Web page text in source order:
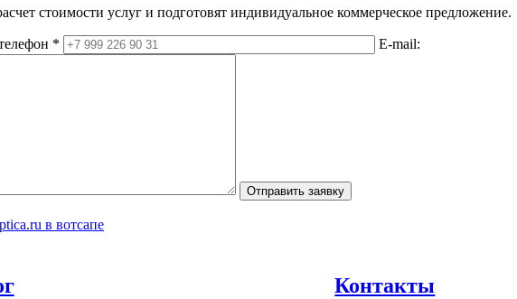
стоимости услуг и подготовят индивидуальное коммерческое предложение.
* E-mail:
Отправить заявку
Контакты